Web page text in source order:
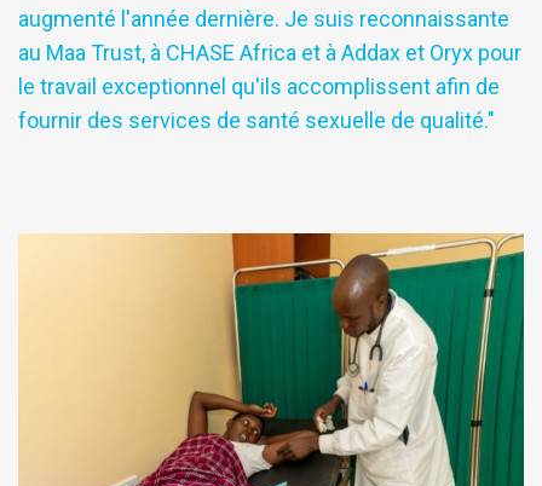
augmenté l'année dernière. Je suis reconnaissante
au Maa Trust, à CHASE Africa et à Addax et Oryx pour
le travail exceptionnel qu'ils accomplissent afin de
fournir des services de santé sexuelle de qualité."